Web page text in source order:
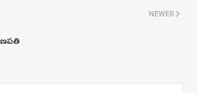
NEWER